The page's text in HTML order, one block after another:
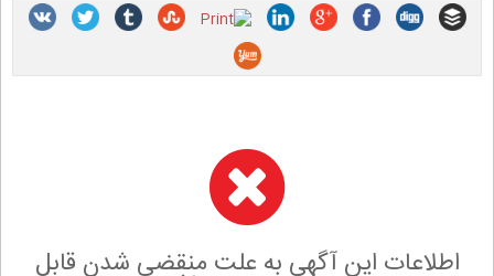
اطلاعات این آگهی به علت منقضی شدن قابل